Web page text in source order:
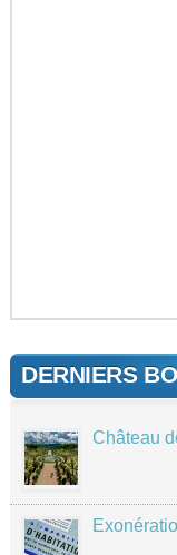
DERNIERS
Château